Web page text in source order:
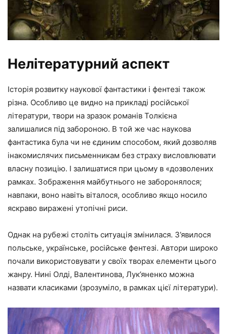
Нелітературний аспект
Історія розвитку наукової фантастики і фентезі також
різна. Особливо це видно на прикладі російської
літератури, твори на зразок романів Толкієна
залишалися під забороною. В той же час наукова
фантастика була чи не єдиним способом, який дозволяв
інакомислячих письменникам без страху висловлювати
власну позицію. І залишатися при цьому в «дозволених
рамках. Зображення майбутнього не заборонялося;
навпаки, воно навіть віталося, особливо якщо носило
яскраво виражені утопічні риси.
Однак на рубежі століть ситуація змінилася. З’явилося
польське, українське, російське фентезі. Автори широко
почали використовувати у своїх творах елементи цього
жанру. Нині Олді, Валентинова, Лук’яненко можна
назвати класиками (зрозуміло, в рамках цієї літератури).